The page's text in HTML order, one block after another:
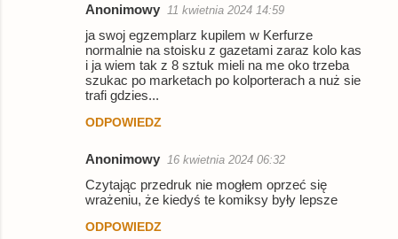
Anonimowy 11 kwietnia 2024 14:59
ja swoj egzemplarz kupilem w Kerfurze
normalnie na stoisku z gazetami zaraz kolo kas
i ja wiem tak z 8 sztuk mieli na me oko trzeba
szukac po marketach po kolporterach a nuż sie
trafi gdzies...
ODPOWIEDZ
Anonimowy 16 kwietnia 2024 06:32
Czytając przedruk nie mogłem oprzeć się
wrażeniu, że kiedyś te komiksy były lepsze
ODPOWIEDZ